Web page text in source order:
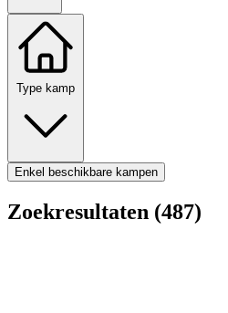
Type kamp
Enkel beschikbare kampen
Zoekresultaten (487)